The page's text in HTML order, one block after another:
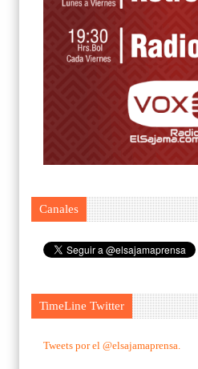
Canales
TimeLine Twitter
Tweets por el @elsajamaprensa.